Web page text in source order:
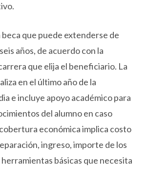
beca que puede extenderse de
años, de acuerdo con la
que elija el beneficiario. La
en el último año de la
e incluye apoyo académico para
del alumno en caso
económica implica costo
ingreso, importe de los
herramientas básicas que necesita